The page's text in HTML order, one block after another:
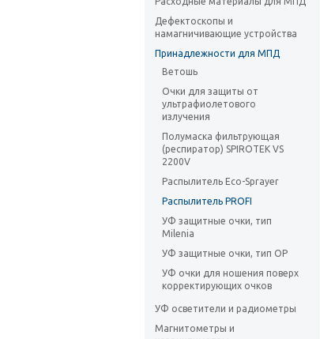
Дефектоскопы и
намагничивающие устройства
Принадлежности для МПД
Ветошь
Очки для защиты от
ультрафиолетового
излучения
Полумаска фильтрующая
(респиратор) SPIROTEK VS
2200V
Распылитель Eco-Sprayer
Распылитель PROFI
УФ защитные очки, тип
Milenia
УФ защитные очки, тип OP
УФ очки для ношения поверх
корректирующих очков
УФ осветители и радиометры
Магнитометры и